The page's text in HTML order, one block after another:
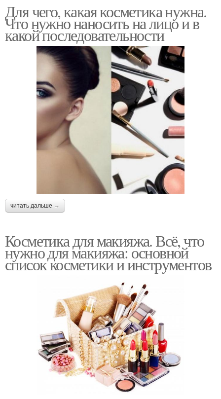
Для чего, какая косметика нужна.
Что нужно наносить на лицо и в
какой последовательности
читать дальше →
Косметика для макияжа. Всё, что
нужно для макияжа: основной
список косметики и инструментов